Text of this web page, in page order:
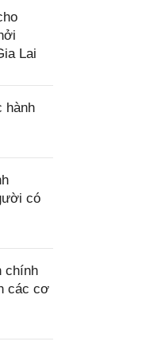
Lai
hành
có
chính
các cơ